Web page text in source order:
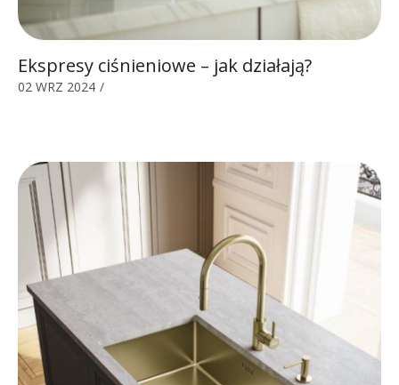
Ekspresy ciśnieniowe – jak działają?
02 WRZ 2024 /